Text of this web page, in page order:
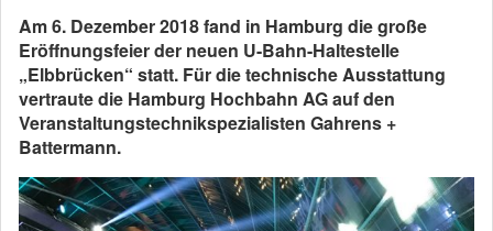
Am 6. Dezember 2018 fand in Hamburg die große
Eröffnungsfeier der neuen U-Bahn-Haltestelle
„Elbbrücken“ statt. Für die technische Ausstattung
vertraute die Hamburg Hochbahn AG auf den
Veranstaltungstechnikspezialisten Gahrens +
Battermann.